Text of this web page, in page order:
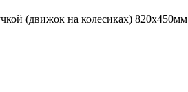
(движок на колесиках) 820х450мм